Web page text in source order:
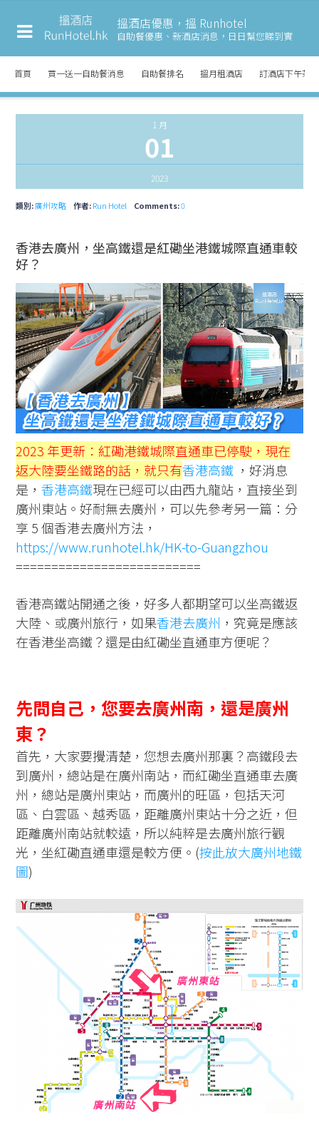
搵酒店優惠，搵 Runhotel
自助餐優惠、新酒店消息， 日日幫您睇到實
首頁 買一送一自助餐消息 自助餐排名 搵月租酒店 訂酒店下午茶
1 月
01
2023
類別:廣州攻略 作者:Run Hotel Comments:0
香港去廣州，坐高鐵還是紅磡坐港鐵城際直通車較
好？
2023 年更新：紅磡港鐵城際直通車已停駛，現在
返大陸要坐鐵路的話，就只有香港高鐵 ，好消息
是，香港高鐵現在已經可以由西九龍站，直接坐到
廣州東站。好耐無去廣州，可以先參考另一篇：分
享 5 個香港去廣州方法，
https://www.runhotel.hk/HK-to-Guangzhou
==========================
香港高鐵站開通之後，好多人都期望可以坐高鐵返
大陸、或廣州旅行，如果香港去廣州 ，究竟是應該
在香港坐高鐵？還是由紅磡坐直通車方便呢？
先問自己，您要去廣州南，還是廣州
東？
首先，大家要攪清楚，您想去廣州那裏？高鐵段去
到廣州，總站是在廣州南站，而紅磡坐直通車去廣
州，總站是廣州東站，而廣州的旺區，包括天河
區、白雲區、越秀區，距離廣州東站十分之近，但
距離廣州南站就較遠，所以純粹是去廣州旅行觀
光，坐紅磡直通車還是較方便。(按此放大廣州地鐵
圖)